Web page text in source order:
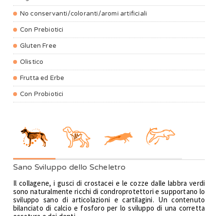
No conservanti/coloranti/aromi artificiali
Con Prebiotici
Gluten Free
Olistico
Frutta ed Erbe
Con Probiotici
Sano Sviluppo dello Scheletro
Il collagene, i gusci di crostacei e le cozze dalle labbra verdi
sono naturalmente ricchi di condroprotettori e supportano lo
sviluppo sano di articolazioni e cartilagini. Un contenuto
bilanciato di calcio e fosforo per lo sviluppo di una corretta